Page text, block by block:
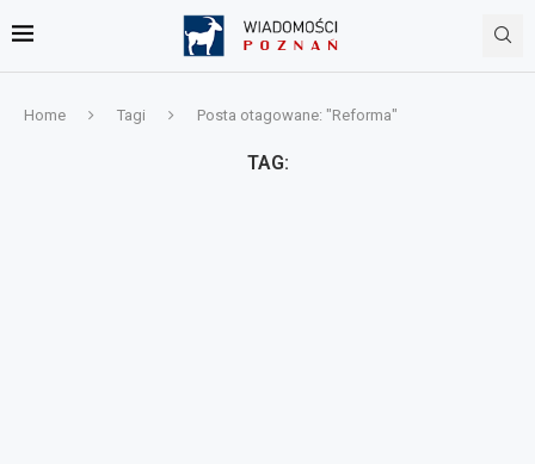
Home Tagi Posta otagowane: "Reforma"
TAG: